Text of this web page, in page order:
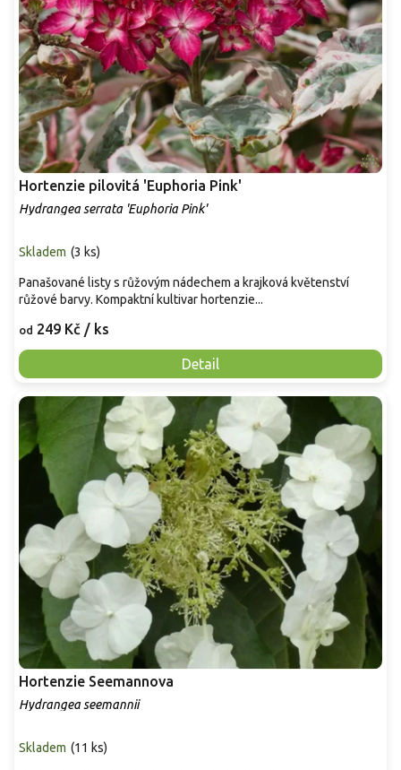
Hortenzie pilovitá 'Euphoria Pink'
Hydrangea serrata 'Euphoria Pink'
Skladem (3 ks)
od 249 Kč / ks
Detail
Panašované listy s růžovým nádechem a krajková květenství
růžové barvy. Kompaktní kultivar hortenzie...
Hortenzie Seemannova
Hydrangea seemannii
Skladem (11 ks)